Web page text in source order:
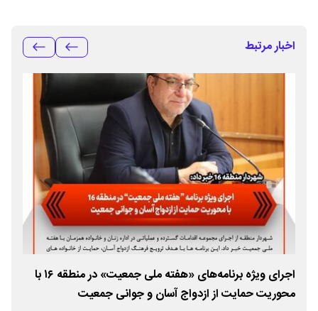
اخبار مرتبط
اجرای ویژه برنامه‌های «هفته ملی جمعیت» در منطقه ۱۶ با
محوریت حمایت از ازدواج آسان و جوانی جمعیت